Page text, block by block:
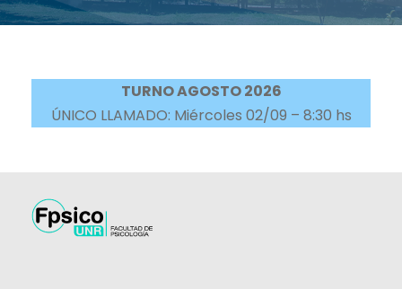
TURNO AGOSTO 2026
ÚNICO LLAMADO: Miércoles 02/09 – 8:30 hs